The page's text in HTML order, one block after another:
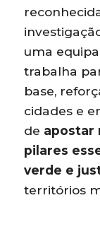
uma
trabalha
base,
cidades e
de apostar
pilares
verde e
territórios